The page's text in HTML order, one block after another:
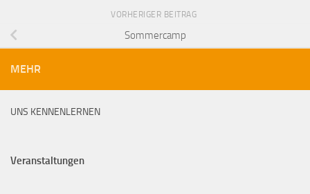
VORHERIGER BEITRAG
Sommercamp
MEHR
UNS KENNENLERNEN
Veranstaltungen